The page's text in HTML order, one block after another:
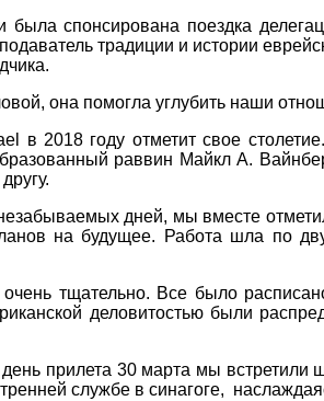
спонсирована поездка
традиции и истории
она помогла углубить наши
в 2018 году отметит свое
раввин Майкл А.
дней, мы вместе
на будущее. Работа шла по
тщательно. Все было
деловитостью были
прилета 30 марта мы
службе в синагоге,